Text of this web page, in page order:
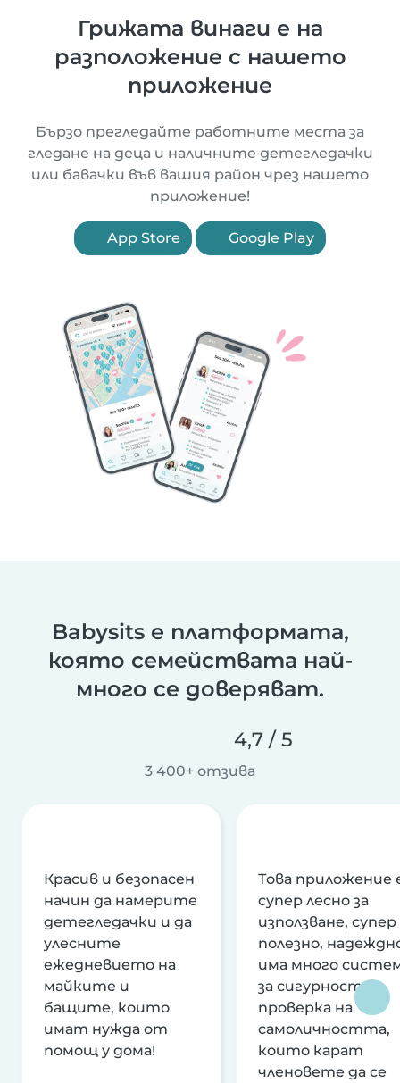
Грижата винаги е на
разположение с нашето
приложение
Бързо прегледайте работните места за
гледане на деца и наличните детегледачки
или бавачки във вашия район чрез нашето
приложение!
App Store Google Play
Babysits е платформата,
която семействата най-
много се доверяват.
4,7 / 5
3 400+ отзива
Красив и безопасен
начин да намерите
детегледачки и да
улесните
ежедневието на
майките и
бащите, които
имат нужда от
помощ у дома!
Това приложение
супер лесно за
използване, супер
полезно,
има много
за сигурност и
проверка на
самоличността,
които карат
членовете да се